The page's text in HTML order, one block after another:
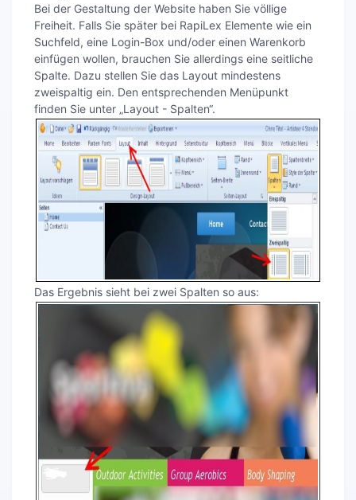
Bei der Gestaltung der Website haben Sie völlige
Freiheit. Falls Sie später bei RapiLex Elemente wie ein
Suchfeld, eine Login-Box und/oder einen Warenkorb
einfügen wollen, brauchen Sie allerdings eine seitliche
Spalte. Dazu stellen Sie das Layout mindestens
zweispaltig ein. Den entsprechenden Menüpunkt
finden Sie unter „Layout - Spalten“.
Das Ergebnis sieht bei zwei Spalten so aus: